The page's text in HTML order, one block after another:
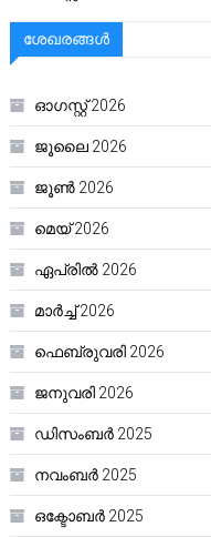
ശേഖരങ്ങൾ
ഓഗസ്റ്റ്‌ 2026
ജൂലൈ 2026
ജൂൺ 2026
മെയ്‌ 2026
ഏപ്രിൽ 2026
മാർച്ച്‌ 2026
ഫെബ്രുവരി 2026
ജനുവരി 2026
ഡിസംബർ 2025
നവംബർ 2025
ഒക്ടോബർ 2025